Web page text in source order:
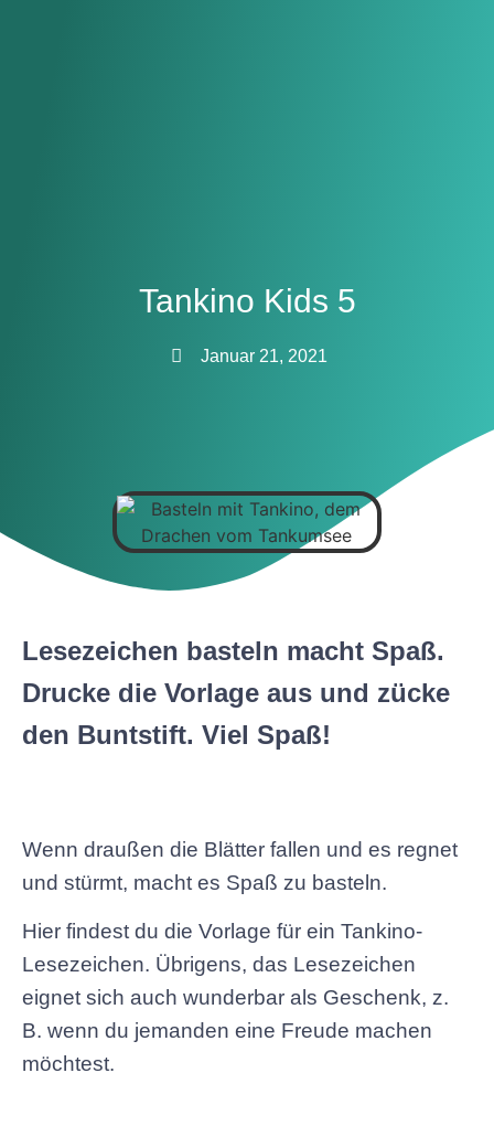
Tankino Kids 5
Januar 21, 2021
Lesezeichen basteln macht Spaß.
Drucke die Vorlage aus und zücke
den Buntstift. Viel Spaß!
Wenn draußen die Blätter fallen und es regnet
und stürmt, macht es Spaß zu basteln.
Hier findest du die Vorlage für ein Tankino-
Lesezeichen. Übrigens, das Lesezeichen
eignet sich auch wunderbar als Geschenk, z.
B. wenn du jemanden eine Freude machen
möchtest.